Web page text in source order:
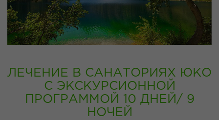
ЛЕЧЕНИЕ В САНАТОРИЯХ ЮКО
С ЭКСКУРСИОННОЙ
ПРОГРАММОЙ 10 ДНЕЙ/ 9
НОЧЕЙ